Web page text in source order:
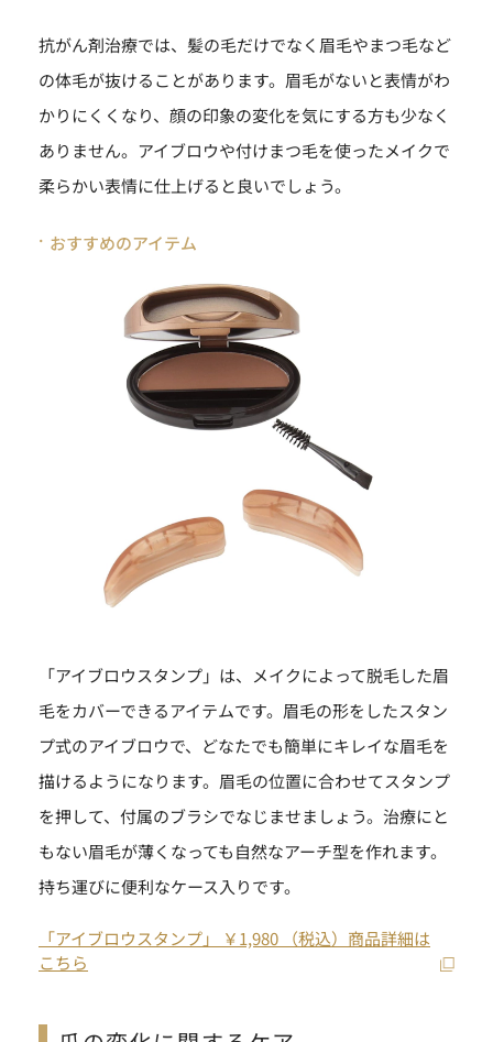
抗がん剤治療では、髪の毛だけでなく眉毛やまつ毛など
の体毛が抜けることがあります。眉毛がないと表情がわ
かりにくくなり、顔の印象の変化を気にする方も少なく
ありません。アイブロウや付けまつ毛を使ったメイクで
柔らかい表情に仕上げると良いでしょう。
おすすめのアイテム
「アイブロウスタンプ」は、メイクによって脱毛した眉
毛をカバーできるアイテムです。眉毛の形をしたスタン
プ式のアイブロウで、どなたでも簡単にキレイな眉毛を
描けるようになります。眉毛の位置に合わせてスタンプ
を押して、付属のブラシでなじませましょう。治療にと
もない眉毛が薄くなっても自然なアーチ型を作れます。
持ち運びに便利なケース入りです。
「アイブロウスタンプ」 ￥1,980 （税込）商品詳細は
こちら